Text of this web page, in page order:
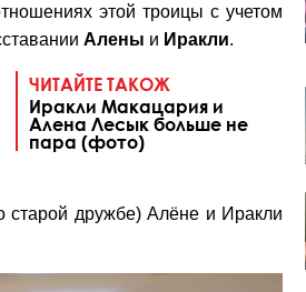
этой троицы с учетом
Алены и Иракли.
ЧИТАЙТЕ ТАКОЖ
Иракли Макацария и
Алена Лесык больше не
пара (фото)
старой дружбе) Алёне и Иракли